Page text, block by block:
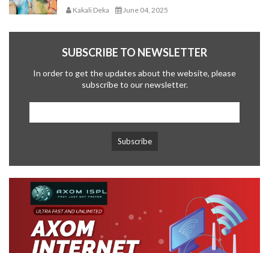
Kakali Deka June 04, 2025
SUBSCRIBE TO NEWSLETTER
In order to get the updates about the website, please
subscribe to our newsletter.